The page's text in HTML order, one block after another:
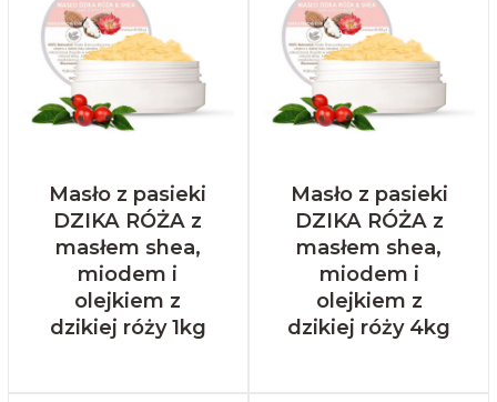
Masło z pasieki
DZIKA RÓŻA z
masłem shea,
miodem i
olejkiem z
dzikiej róży 1kg
Masło z pasieki
DZIKA RÓŻA z
masłem shea,
miodem i
olejkiem z
dzikiej róży 4kg